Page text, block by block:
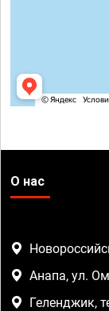
О нас
Анапа, ул.
Геленджик,